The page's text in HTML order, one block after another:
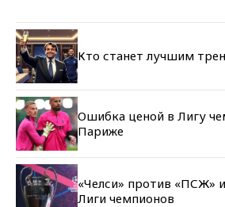
Кто станет лучшим
Ошибка ценой в Лигу
Париже
«Челси» против «ПСЖ»
Лиги чемпионов